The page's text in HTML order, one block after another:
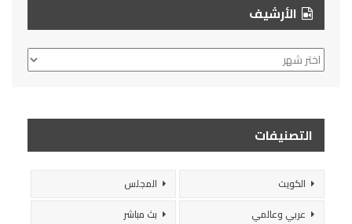
الأرشيف
الأرشيف
التصنيفات
الكويت
المجلس
عربي وعالمي
بث مباشر